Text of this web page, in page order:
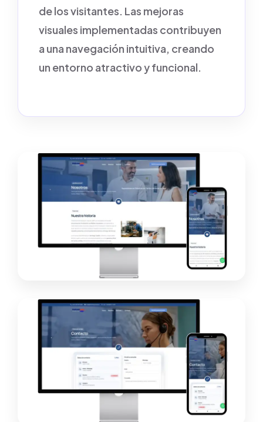
de los visitantes. Las mejoras
visuales implementadas contribuyen
a una navegación intuitiva, creando
un entorno atractivo y funcional.